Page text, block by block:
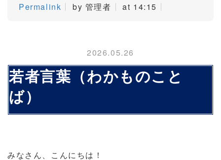
Permalink by 管理者 at 14:15
2026.05.26
若者言葉（わかものこと
ば）
みなさん、こんにちは！